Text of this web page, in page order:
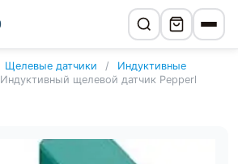
Щелевые датчики /
Индуктивные
Индуктивный щелевой датчик Pepperl